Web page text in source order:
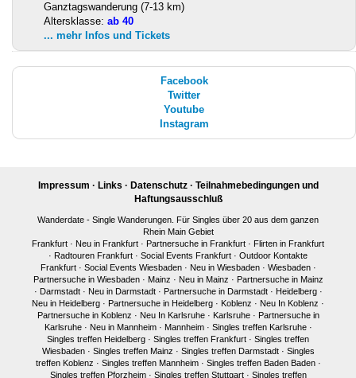
Ganztagswanderung (7-13 km)
Altersklasse: ab 40
... mehr Infos und Tickets
Facebook
Twitter
Youtube
Instagram
Impressum · Links · Datenschutz· Teilnahmebedingungen und
Haftungsausschluß
Wanderdate - Single Wanderungen. Für Singles über 20 aus dem ganzen
Rhein Main Gebiet
Frankfurt · Neu in Frankfurt · Partnersuche in Frankfurt · Flirten in Frankfurt
· Radtouren Frankfurt · Social Events Frankfurt · Outdoor Kontakte
Frankfurt· Social Events Wiesbaden· Neu in Wiesbaden· Wiesbaden·
Partnersuche in Wiesbaden· Mainz · Neu in Mainz · Partnersuche in Mainz
· Darmstadt· Neu in Darmstadt· Partnersuche in Darmstadt· Heidelberg·
Neu in Heidelberg · Partnersuche in Heidelberg · Koblenz · Neu In Koblenz ·
Partnersuche in Koblenz · Neu In Karlsruhe· Karlsruhe· Partnersuche in
Karlsruhe· Neu in Mannheim· Mannheim· Singles treffen Karlsruhe·
Singles treffen Heidelberg · Singles treffen Frankfurt · Singles treffen
Wiesbaden· Singles treffen Mainz · Singles treffen Darmstadt· Singles
treffen Koblenz · Singles treffen Mannheim· Singles treffen Baden Baden·
Singles treffen Pforzheim· Singles treffen Stuttgart· Singles treffen